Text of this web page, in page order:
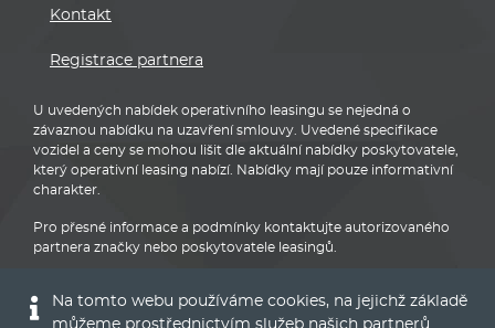
Kontakt
Registrace partnera
U uvedených nabídek operativního leasingu se nejedná o
závaznou nabídku na uzavření smlouvy. Uvedené specifikace
vozidel a ceny se mohou lišit dle aktuální nabídky poskytovatele,
který operativní leasing nabízí. Nabídky mají pouze informativní
charakter.
Pro přesné informace a podmínky kontaktujte autorizovaného
partnera značky nebo poskytovatele leasingů.
Na tomto webu používáme cookies, na jejichž základě
můžeme prostřednictvím služeb našich partnerů